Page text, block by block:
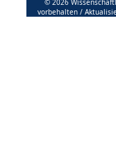
© 2026
vorbehalten /